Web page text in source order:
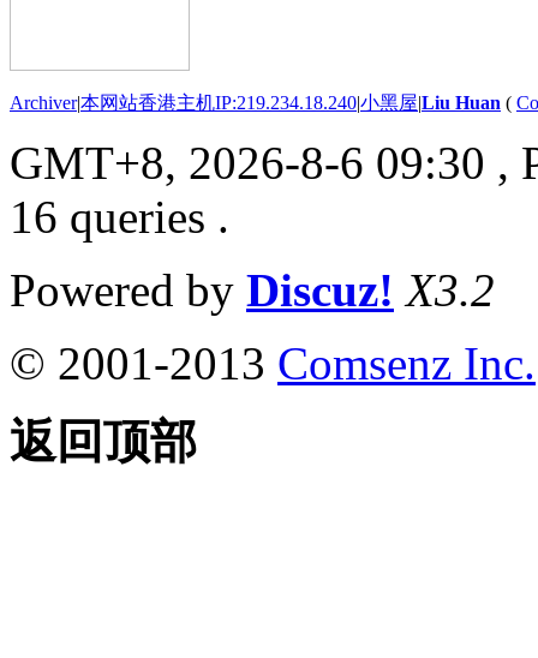
Archiver|本网站香港主机IP:219.234.18.240|小黑屋|Liu Huan (
GMT+8, 2026-8-6 09:30 ,
16 queries .
Powered by Discuz! X3.2
© 2001-2013 Comsenz Inc.
返回顶部